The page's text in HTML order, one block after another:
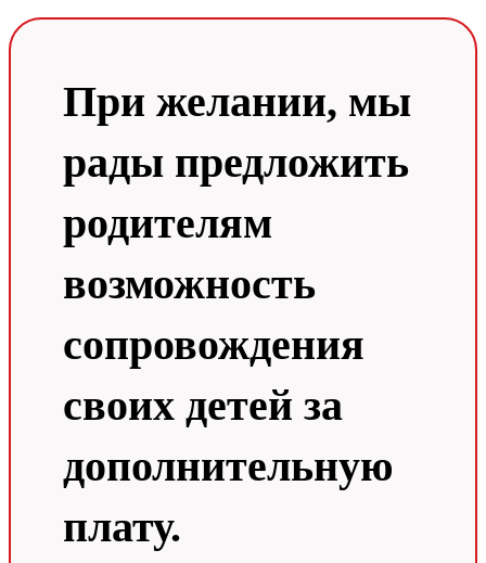
При желании, мы
рады предложить
родителям
возможность
сопровождения
своих детей за
дополнительную
плату.